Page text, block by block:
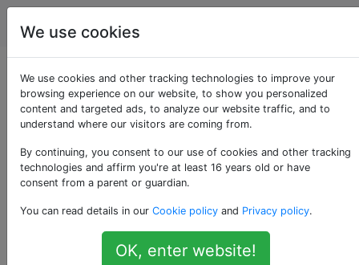
Android
Quelle est la version
d'Android OS sur le
Kindle Fire HD?
17
Quelle version d'Android fonctionne sur le
Kindle Fire HD récemment annoncé, Amazon
semble ne pas mentionner ce détail dans les
We use cookies
We use cookies and other tracking technologies to improve your
browsing experience on our website, to show you personalized
content and targeted ads, to analyze our website traffic, and to
understand where our visitors are coming from.
By continuing, you consent to our use of cookies and other tracking
technologies and affirm you're at least 16 years old or have
consent from a parent or guardian.
You can read details in our Cookie policy and Privacy policy.
OK, enter website!